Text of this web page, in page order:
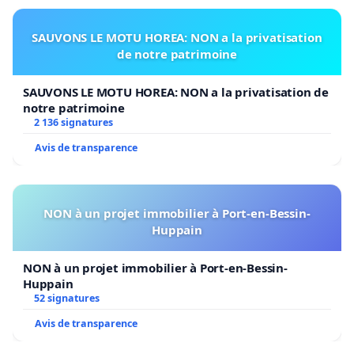
SAUVONS LE MOTU HOREA: NON a la privatisation
de notre patrimoine
SAUVONS LE MOTU HOREA: NON a la privatisation de
notre patrimoine
2 136 signatures
Avis de transparence
NON à un projet immobilier à Port-en-Bessin-
Huppain
NON à un projet immobilier à Port-en-Bessin-
Huppain
52 signatures
Avis de transparence